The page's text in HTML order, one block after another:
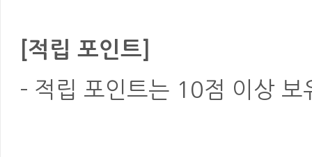
[적립 포인트]
- 적립 포인트는 10점 이상